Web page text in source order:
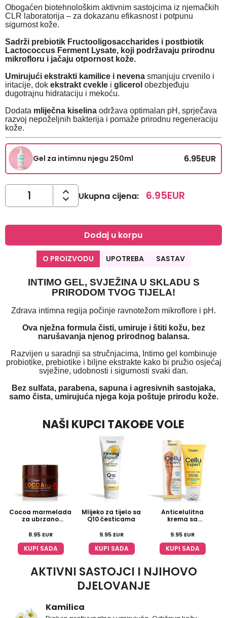
Obogaćen biotehnološkim aktivnim sastojcima iz njemačkih
CLR laboratorija – za dokazanu efikasnost i potpunu
sigurnost kože.
Sadrži prebiotik Fructooligosaccharides i postbiotik
Lactococcus Ferment Lysate, koji podržavaju prirodnu
mikrofloru i jačaju otpornost kože.
Umirujući ekstrakti kamilice i nevena smanjuju crvenilo i
iritacije, dok ekstrakt cvekle i glicerol obezbjeđuju
dugotrajnu hidrataciju i mekoću.
Dodata mliječna kiselina održava optimalan pH, sprječava
razvoj nepoželjnih bakterija i pomaže prirodnu regeneraciju
kože.
Gel za intimnu njegu 250ml 6.95EUR
Ukupna cijena: 6.95EUR
Dodaj u korpu
O PROIZVODU UPOTREBA SASTAV
INTIMO GEL, SVJEŽINA U SKLADU S
PRIRODOM TVOG TIJELA!
Zdrava intimna regija počinje ravnotežom mikroflore i pH.
Ova nježna formula čisti, umiruje i štiti kožu, bez
narušavanja njenog prirodnog balansa.
Razvijen u saradnji sa stručnjacima, Intimo gel kombinuje
probiotike, prebiotike i biljne ekstrakte kako bi pružio osjećaj
svježine, udobnosti i sigurnosti svaki dan.
Bez sulfata, parabena, sapuna i agresivnih sastojaka,
samo čista, umirujuća njega koja poštuje prirodu kože.
NAŠI KUPCI TAKOĐE VOLE
Cocoa marmelada
za ubrzano
8.95 EUR
KUPI SADA
Mlijeko za tijelo sa
Q10 česticama
9.95 EUR
KUPI SADA
Anticelulitna
krema sa
9.95 EUR
KUPI SADA
AKTIVNI SASTOJCI I NJIHOVO
DJELOVANJE
Kamilica